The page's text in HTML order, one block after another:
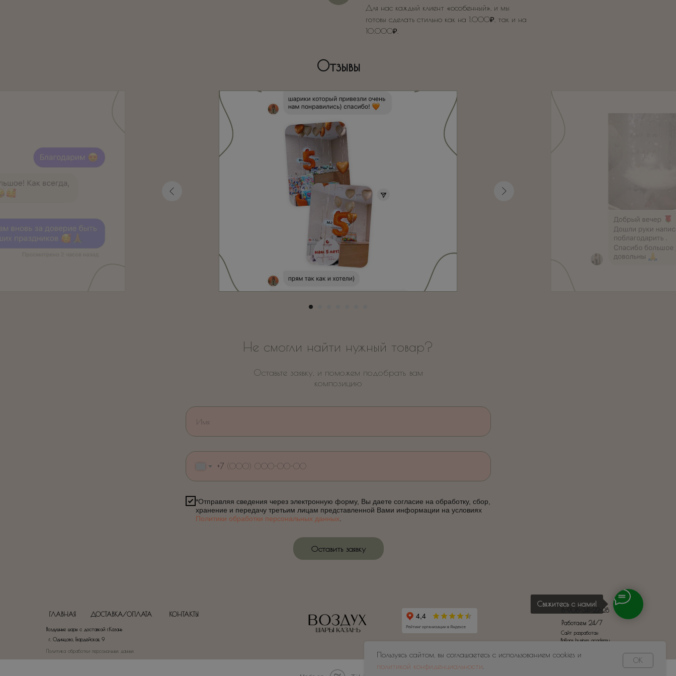
Свяжитесь с нами!
Пользуясь сайтом, вы соглашаетесь с использованием cookies и
политикой конфиденциальности
OK
Для нас каждый клиент «особенный», и мы
готовы сделать стильно как на 1.000₽, так и на
10.000₽.
Отзывы
+7
*Отправляя сведения через электронную форму, Вы даете согласие на обработку, сбор,
хранение и передачу третьим лицам представленной Вами информации на условиях
Политики обработки персональных данных.
Оставить заявку
Не смогли найти нужный товар?
Оставьте заявку, и поможем подобрать вам
композицию
ГЛАВНАЯ ДОСТАВКА/ОПЛАТА КОНТАКТЫ
8-908-341-22-28
Сайт разработан
Ballons busines academy
Воздушные шары с доставкой г.Казань
г. Одинцово, Гвардейская, 9
Политика обработки персональных данных
Работаем 24/7